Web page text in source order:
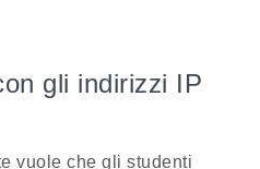
gli indirizzi IP
vuole che gli studenti